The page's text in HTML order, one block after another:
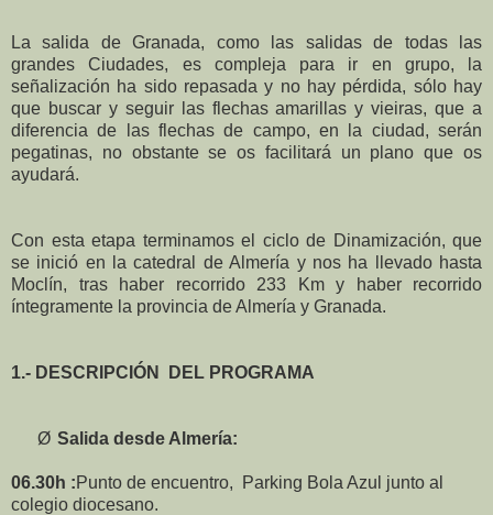
La salida de Granada, como las salidas de todas las
grandes Ciudades, es compleja para ir en grupo, la
señalización ha sido repasada y no hay pérdida, sólo hay
que buscar y seguir las flechas amarillas y vieiras, que a
diferencia de las flechas de campo, en la ciudad, serán
pegatinas, no obstante se os facilitará un plano que os
ayudará.
Con esta etapa terminamos el ciclo de Dinamización, que
se inició en la catedral de Almería y nos ha llevado hasta
Moclín, tras haber recorrido 233 Km y haber recorrido
íntegramente la provincia de Almería y Granada.
1.- DESCRIPCIÓN DEL PROGRAMA
Ø Salida desde Almería:
06.30h :Punto de encuentro,
Parking Bola Azul junto al
colegio diocesano.